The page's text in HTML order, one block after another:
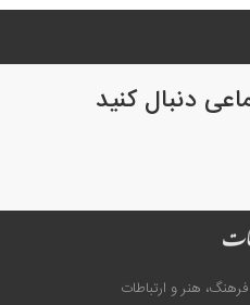
دنبال کنید
هنر و ارتباطات